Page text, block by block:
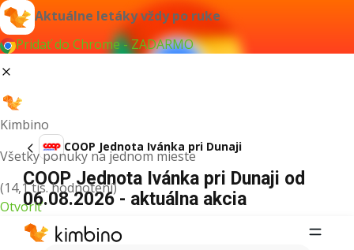
Aktuálne letáky vždy po ruke
Pridať do Chrome - ZADARMO
Kimbino
Všetky ponuky na jednom mieste
(14,1 tis. hodnotení)
Otvoriť
COOP Jednota Ivánka pri Dunaji
COOP Jednota Ivánka pri Dunaji od
06.08.2026 - aktuálna akcia